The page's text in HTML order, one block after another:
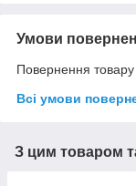
Умови
Повернення
Всі умови
З цим товаром